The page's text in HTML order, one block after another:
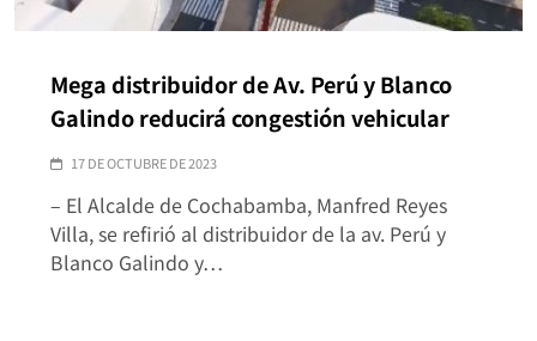
Mega distribuidor de Av. Perú y Blanco
Galindo reducirá congestión vehicular
17 DE OCTUBRE DE 2023
– El Alcalde de Cochabamba, Manfred Reyes
Villa, se refirió al distribuidor de la av. Perú y
Blanco Galindo y…